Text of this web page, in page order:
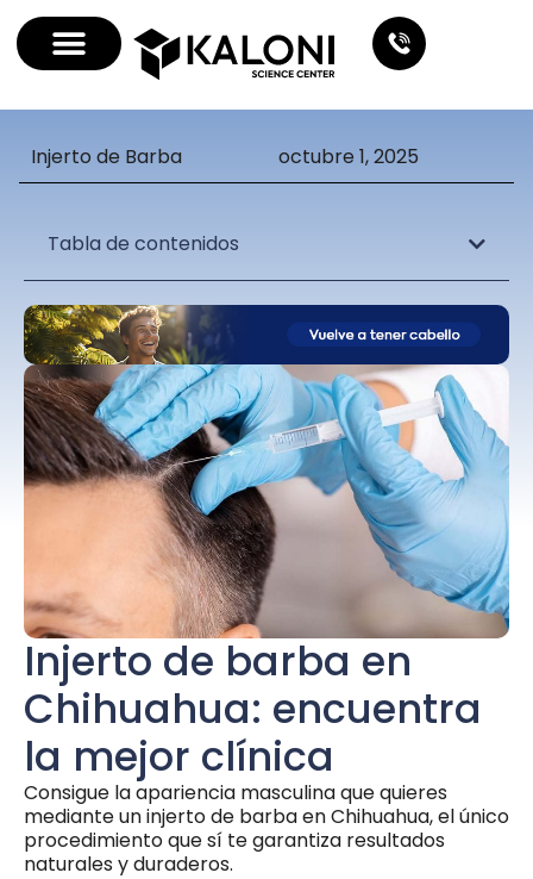
Injerto de Barba octubre 1, 2025
Tabla de contenidos
Injerto de barba en
Chihuahua: encuentra
la mejor clínica
Consigue la apariencia masculina que quieres
mediante un injerto de barba en Chihuahua, el único
procedimiento que sí te garantiza resultados
naturales y duraderos.